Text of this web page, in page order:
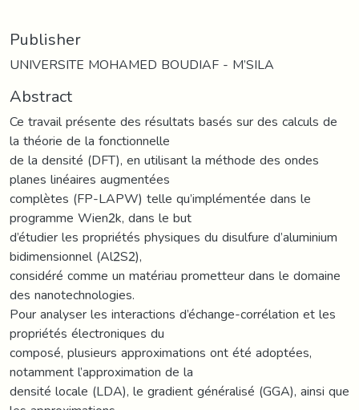
Publisher
UNIVERSITE MOHAMED BOUDIAF - M’SILA
Abstract
Ce travail présente des résultats basés sur des calculs de
la théorie de la fonctionnelle
de la densité (DFT), en utilisant la méthode des ondes
planes linéaires augmentées
complètes (FP-LAPW) telle qu’implémentée dans le
programme Wien2k, dans le but
d’étudier les propriétés physiques du disulfure d’aluminium
bidimensionnel (Al2S2),
considéré comme un matériau prometteur dans le domaine
des nanotechnologies.
Pour analyser les interactions d’échange-corrélation et les
propriétés électroniques du
composé, plusieurs approximations ont été adoptées,
notamment l’approximation de la
densité locale (LDA), le gradient généralisé (GGA), ainsi que